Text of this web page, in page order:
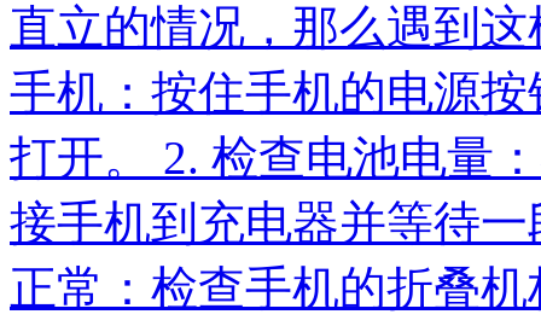
直立的情况，那么遇到
手机：按住手机的电源
打开。 2. 检查电池电量
接手机到充电器并等待
正常：检查手机的折叠